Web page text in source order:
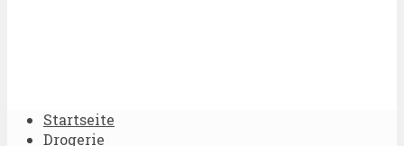
Startseite
Drogerie